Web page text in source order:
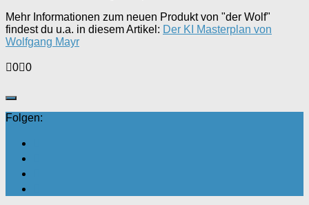
Mehr Informationen zum neuen Produkt von "der Wolf"
findest du u.a. in diesem Artikel: Der KI Masterplan von
Wolfgang Mayr
Anklicken
nach
unten.
0 Anklicken
oben.
0
Folgen: